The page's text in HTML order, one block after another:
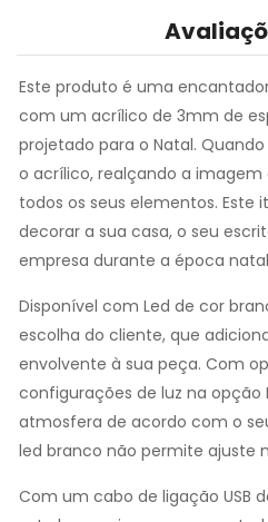
Este produto é uma
com um acrílico de 3mm de
projetado para o Natal.
o acrílico, realçando a imagem
todos os seus elementos. Este
decorar a sua casa, o seu
empresa durante a época
Disponível com Led de cor
escolha do cliente, que
envolvente à sua peça. Com
configurações de luz na opção
atmosfera de acordo com o
led branco não permite ajuste
Com um cabo de ligação USB